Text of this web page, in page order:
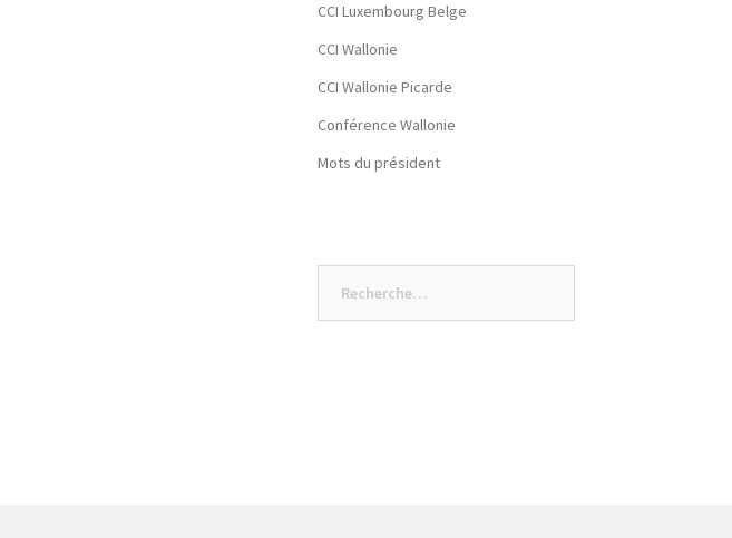
CCI Luxembourg Belge
CCI Wallonie
CCI Wallonie Picarde
Conférence Wallonie
Mots du président